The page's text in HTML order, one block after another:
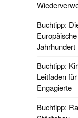
Buchtipp:
Jahrhundert
Buchtipp:
Leitfaden
Engagierte
Buchtipp: